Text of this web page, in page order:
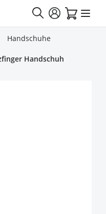
Handschuhe
Handschuh